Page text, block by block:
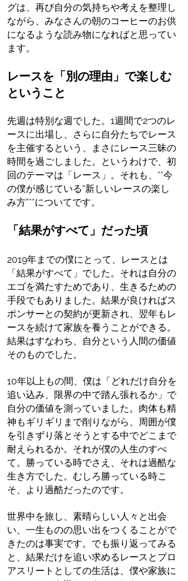
グは、再び自分の気持ちや考えを整理し
ながら、みなさんの朝のコーヒーのお供
になるような読み物になればと思ってい
ます。
レースを「別の理由」で楽しむ
ということ
先週は特別な週でした。1週間で2つのレ
ースに出場し、さらに自分たちでレース
を主催するという、まさにレース三昧の
時間を過ごしました。というわけで、初
回のテーマは「レース」。それも、**今
の僕が感じている“新しいレースの楽し
み方”**についてです。
「結果がすべて」だった頃
2019年までの僕にとって、レースとは
「結果がすべて」でした。それは自分の
エゴを満たすためであり、生きるための
手段でもありました。結果が良ければス
ポンサーとの契約が更新され、翌年もレ
ースを続けて家族を養うことができる。
結果はすなわち、自分という人間の価値
そのものでした。
10年以上もの間、僕は「どれだけ自分を
追い込み、限界の中で踏ん張れるか」で
自分の価値を測っていました。肉体も精
神もギリギリまで削りながら、周囲が僕
を引きずり落とそうとする中でどこまで
耐えられるか。それが僕の人生のすべ
て。勝っている時でさえ、それは過酷な
生き方でした。むしろ勝っている時こ
そ、より過酷だったのです。
世界中を旅し、素晴らしい人々と出会
い、一生ものの思い出をつくることがで
きたのは事実です。でも振り返ってみる
と、結果だけを追い求めるレースとプロ
アスリートとしての生活は、僕や家族に